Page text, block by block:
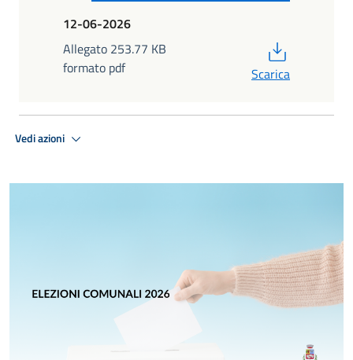
12-06-2026
Allegato 253.77 KB
formato pdf
Scarica
Vedi azioni